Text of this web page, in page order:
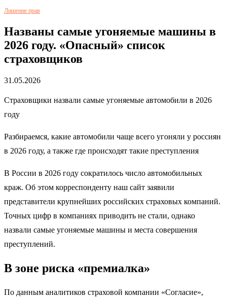
Лишение прав
Названы самые угоняемые машины в
2026 году. «Опасный» список
страховщиков
31.05.2026
Страховщики назвали самые угоняемые автомобили в 2026
году
Разбираемся, какие автомобили чаще всего угоняли у россиян
в 2026 году, а также где происходят такие преступления
В России в 2026 году сократилось число автомобильных
краж. Об этом корреспонденту наш сайт заявили
представители крупнейших российских страховых компаний.
Точных цифр в компаниях приводить не стали, однако
назвали самые угоняемые машины и места совершения
преступлений.
В зоне риска «премиалка»
По данным аналитиков страховой компании «Согласие»,